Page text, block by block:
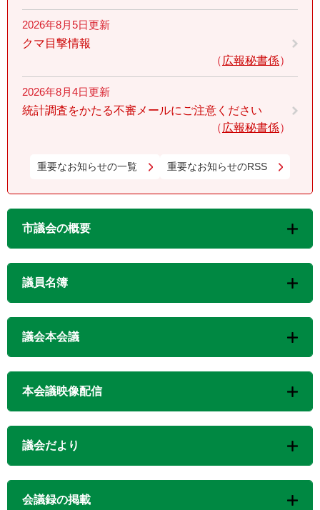
2026年8月5日更新
クマ目撃情報
広報秘書係
2026年8月4日更新
統計調査をかたる不審メールにご注意ください
広報秘書係
重要なお知らせの一覧 重要なお知らせのRSS
市議会の概要
議員名簿
議会本会議
本会議映像配信
議会だより
会議録の掲載